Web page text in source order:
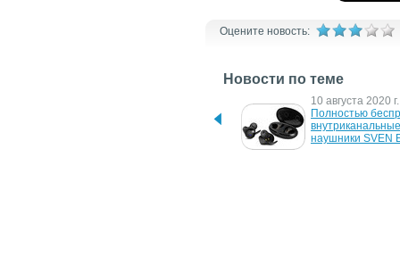
Оцените новость:
Новости по теме
10 августа 2020 г.
Полностью
внутриканальные
наушники SVEN